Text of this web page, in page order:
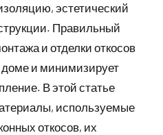
эстетический
Правильный
и отделки откосов
и минимизирует
В этой статье
используемые
откосов, их